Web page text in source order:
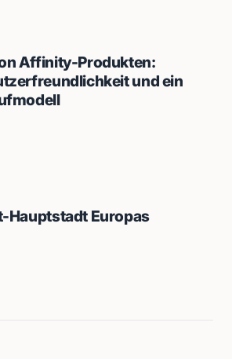
Affinity-Produkten:
und ein
Hauptstadt Europas